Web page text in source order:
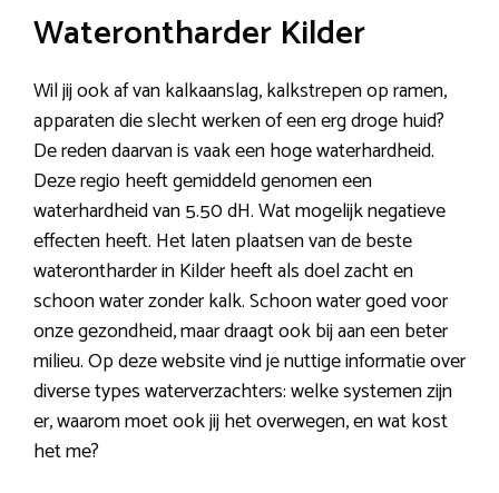
Waterontharder Kilder
Wil jij ook af van kalkaanslag, kalkstrepen op ramen,
apparaten die slecht werken of een erg droge huid?
De reden daarvan is vaak een hoge waterhardheid.
Deze regio heeft gemiddeld genomen een
waterhardheid van 5.50 dH. Wat mogelijk negatieve
effecten heeft. Het laten plaatsen van de beste
waterontharder in Kilder heeft als doel zacht en
schoon water zonder kalk. Schoon water goed voor
onze gezondheid, maar draagt ook bij aan een beter
milieu. Op deze website vind je nuttige informatie over
diverse types waterverzachters: welke systemen zijn
er, waarom moet ook jij het overwegen, en wat kost
het me?